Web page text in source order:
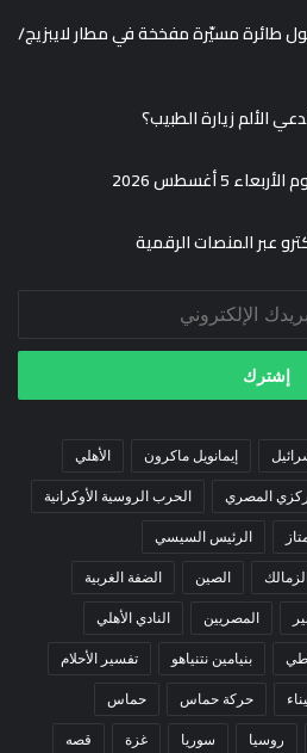
طائرة مسيّرة مفخخة في مطار لايبزيج/
الألم زيارة الطبيب؟
5 أغسطس 2026
عبر المنصات الرقمية
إيمانويل ماكرون الأهلي
المصري الحرب الروسية الأوكرانية
الرئيس السيسي
الصين الضفة الغربية
المصريين النادي الأهلي
بنيامين نتنياهو تفسير الأحلام
حركة حماس حماس
روسيا سوريا غزة قصه